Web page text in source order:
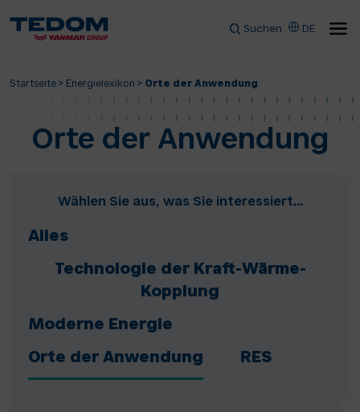
Suchen DE
Startseite > Energielexikon > Orte der Anwendung
Orte der Anwendung
Wählen Sie aus, was Sie interessiert...
Alles
Technologie der Kraft-Wärme-
Kopplung
Moderne Energie
Orte der Anwendung RES